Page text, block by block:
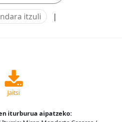
itzuli |
Jaitsi
iturburua aipatzeko: